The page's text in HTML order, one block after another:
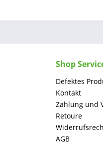
Shop
Defektes
Kontakt
Zahlung und
Retoure
AGB